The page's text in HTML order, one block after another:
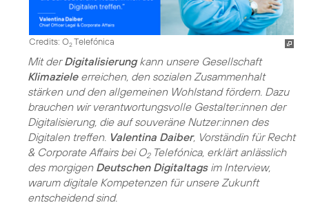
Credits: O2Telefónica
Mit derDigitalisierungkann unsere Gesellschaft
Klimazieleerreichen, den sozialen Zusammenhalt
stärken und den allgemeinen Wohlstand fördern. Dazu
brauchen wir verantwortungsvolle Gestalter:innen der
Digitalisierung, die auf souveräne Nutzer:innen des
Digitalen treffen. Valentina Daiber, Vorständin für Recht
& Corporate Affairs bei O2Telefónica, erklärt anlässlich
des morgigen Deutschen Digitaltagsim Interview,
warum digitale Kompetenzen für unsere Zukunft
entscheidend sind.